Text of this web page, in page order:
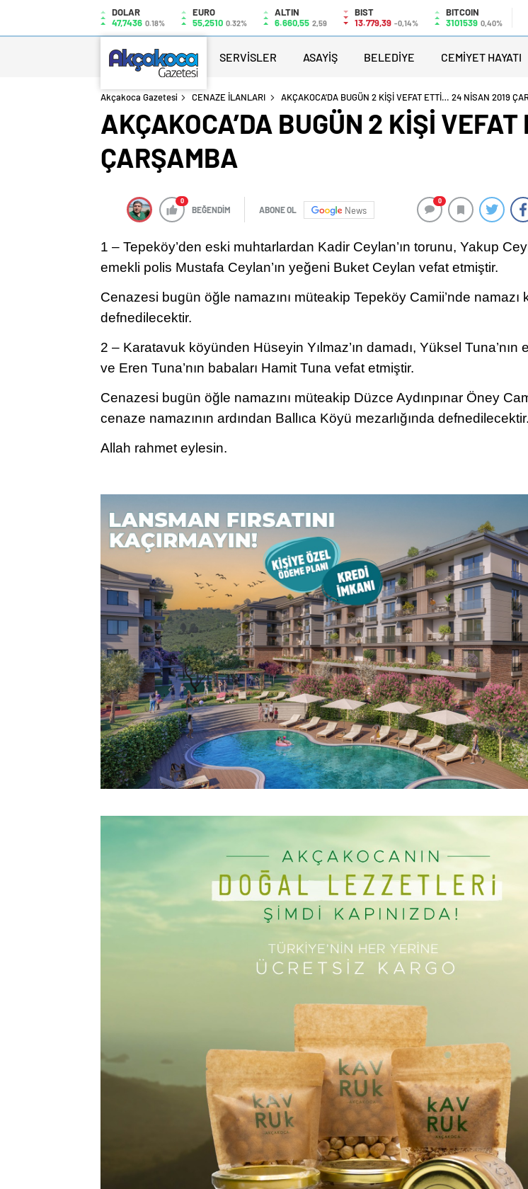
DOLAR
47,7436 0.18%
EURO
55,2510 0.32%
ALTIN
6.660,55 2,59
BIST
13.779,39 -0,14%
BITCOIN
3101539 0,40%
SERVİSLER ASAYİŞ BELEDİYE CEMİYET HAYATI
Akçakoca Gazetesi CENAZE İLANLARI AKÇAKOCA’DA BUGÜN 2 KİŞİ VEFAT ETTİ… 24 NİSAN 2019
AKÇAKOCA’DA BUGÜN 2 KİŞİ
ÇARŞAMBA
0
BEĞENDİM ABONE OL News
0
1 – Tepeköy’den eski muhtarlardan Kadir Ceylan’ın torunu, Yakup
emekli polis Mustafa Ceylan’ın yeğeni Buket Ceylan vefat etmiştir.
Cenazesi bugün öğle namazını müteakip Tepeköy Camii’nde namazı
defnedilecektir.
2 – Karatavuk köyünden Hüseyin Yılmaz’ın damadı, Yüksel Tuna’nın
ve Eren Tuna’nın babaları Hamit Tuna vefat etmiştir.
Cenazesi bugün öğle namazını müteakip Düzce Aydınpınar Öney
cenaze namazının ardından Ballıca Köyü mezarlığında defnedilecektir.
Allah rahmet eylesin.